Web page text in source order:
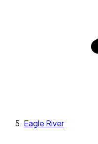
Eagle River